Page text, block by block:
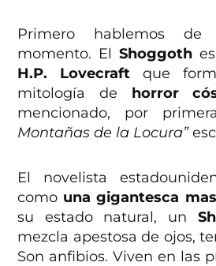
Primero hablemos
momento. El Shoggothes
H.P. Lovecraft que
mitología de horror
mencionado, por
Montañas de la Locura”
El novelista
como una gigantesca
su estado natural, un
mezcla apestosa de ojos,
Son anfibios. Viven en las